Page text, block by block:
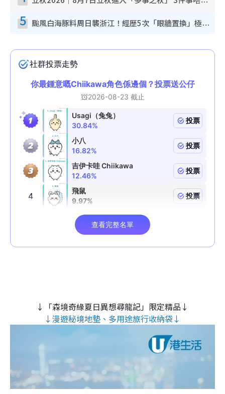
5 颱風白海豚料周日襲浙江！經歷5次「眼牆置換」極罕見 成登陸內地最長途颱風
↓「森境奇緣夏日異想尋龍記」限定精品↓
↓漫遊秘境地墊、多用途旅行收納袋↓